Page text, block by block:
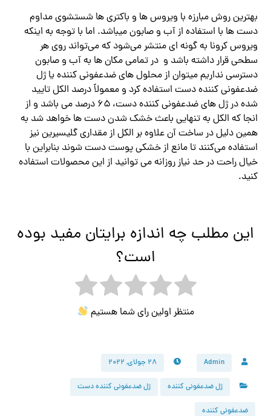
بهترین روش مبارزه با ویروس ها و باکتری ها شستشوی مداوم
دست ها با استفاده از آب و صابون میباشد. اما با توجه به اینکه
ویروس کرونا به گونه ای منتشر می‌شود که می‌تواند روی هر
سطحی قرار داشته باشد و در تمامی مکان ها به آب و صابون
دسترسی نداریم میتوان از محلول های ضدعفونی کننده یا ژل
ضدعفونی کننده دست استفاده کرد و معمولاً درصد الکل تایید
شده در ژل های ضدعفونی کننده دست، ۶۵ درصد می باشد و از
انجا که الکل به تنهایی باعث خشک شدن دست ها خواهد شد به
همین دلیل در ساخت آن علاوه بر الکل از مقداری گلیسیرین نیز
استفاده می‌کنند تا مانع از خشکی پوست دست شوند بنابراین با
خیال راحت در حد نیاز روزانه می توانید از این محصولات استفاده
کنید.
این مطلب چه اندازه برایتان مفید بوده
است؟
منتظر اولین رای شما هستیم
Admin ۲۸ جولای, ۲۰۲۲
ژل ضدعفونی کننده ژل ضدعفونی کننده دست
ضدعفونی کننده